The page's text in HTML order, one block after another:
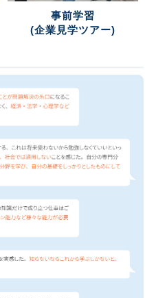
事前学習
(企業見学ツアー)